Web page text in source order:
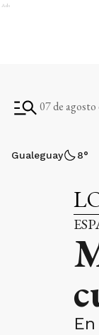
Ads
07 de agosto
Gualeguay 8°